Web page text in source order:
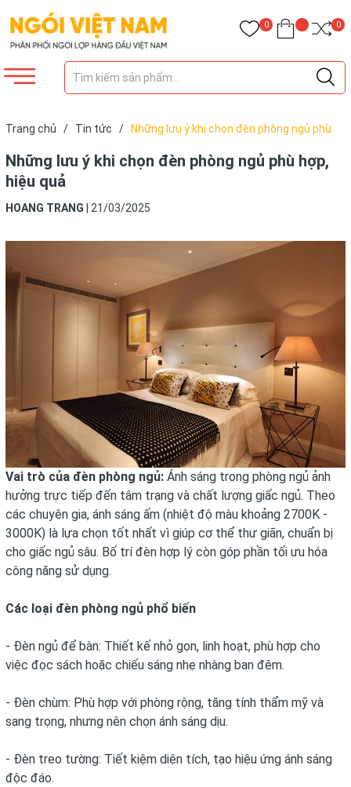
0 0
Trang chủ / Tin tức /
Những lưu ý khi chọn đèn phòng ngủ phù
Những lưu ý khi chọn đèn phòng ngủ phù hợp,
hiệu quả
HOANG TRANG 21/03/2025
Vai trò của đèn phòng ngủ: Ánh sáng trong phòng ngủ ảnh
hưởng trực tiếp đến tâm trạng và chất lượng giấc ngủ. Theo
các chuyên gia, ánh sáng ấm (nhiệt độ màu khoảng 2700K -
3000K) là lựa chọn tốt nhất vì giúp cơ thể thư giãn, chuẩn bị
cho giấc ngủ sâu. Bố trí đèn hợp lý còn góp phần tối ưu hóa
công năng sử dụng.
Các loại đèn phòng ngủ phổ biến
- Đèn ngủ để bàn: Thiết kế nhỏ gọn, linh hoạt, phù hợp cho
việc đọc sách hoặc chiếu sáng nhẹ nhàng ban đêm.
- Đèn chùm: Phù hợp với phòng rộng, tăng tính thẩm mỹ và
sang trọng, nhưng nên chọn ánh sáng dịu.
- Đèn treo tường: Tiết kiệm diện tích, tạo hiệu ứng ánh sáng
độc đáo.